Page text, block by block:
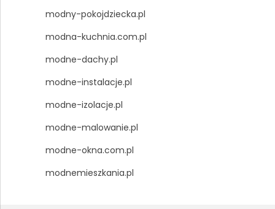
modny-pokojdziecka.pl
modna-kuchnia.com.pl
modne-dachy.pl
modne-instalacje.pl
modne-izolacje.pl
modne-malowanie.pl
modne-okna.com.pl
modnemieszkania.pl